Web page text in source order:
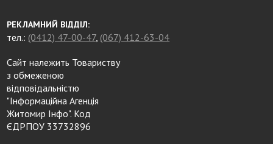
РЕКЛАМНИЙ ВІДДІЛ:
тел.: (0412) 47-00-47, (067) 412-63-04
Сайт належить Товариству
з обмеженою
відповідальністю
"Інформаційна Агенція
Житомир Інфо". Код
ЄДРПОУ 33732896